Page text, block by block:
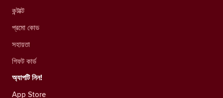
কন্টাক্ট
প্রমো কোড
সহায়তা
গিফট কার্ড
অ্যাপটি নিন!
App Store